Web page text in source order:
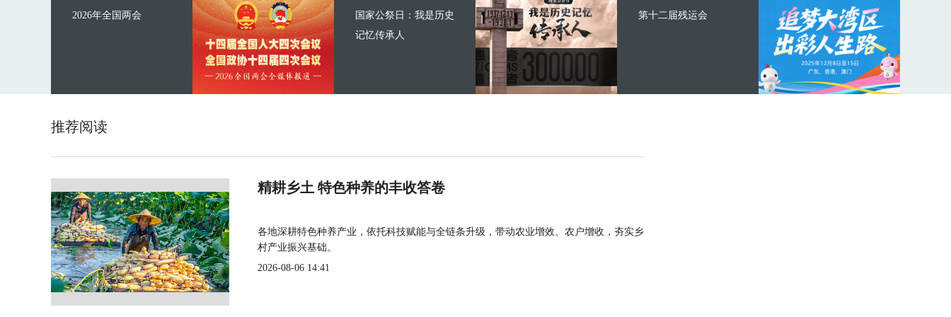
2026年全国两会
国家公祭日：我是历史
记忆传承人
第十二届残运会
推荐阅读
精耕乡土 特色种养的丰收答卷
各地深耕特色种养产业，依托科技赋能与全链条升级，带动农业增效、农户增收，夯实乡
村产业振兴基础。
2026-08-06 14:41